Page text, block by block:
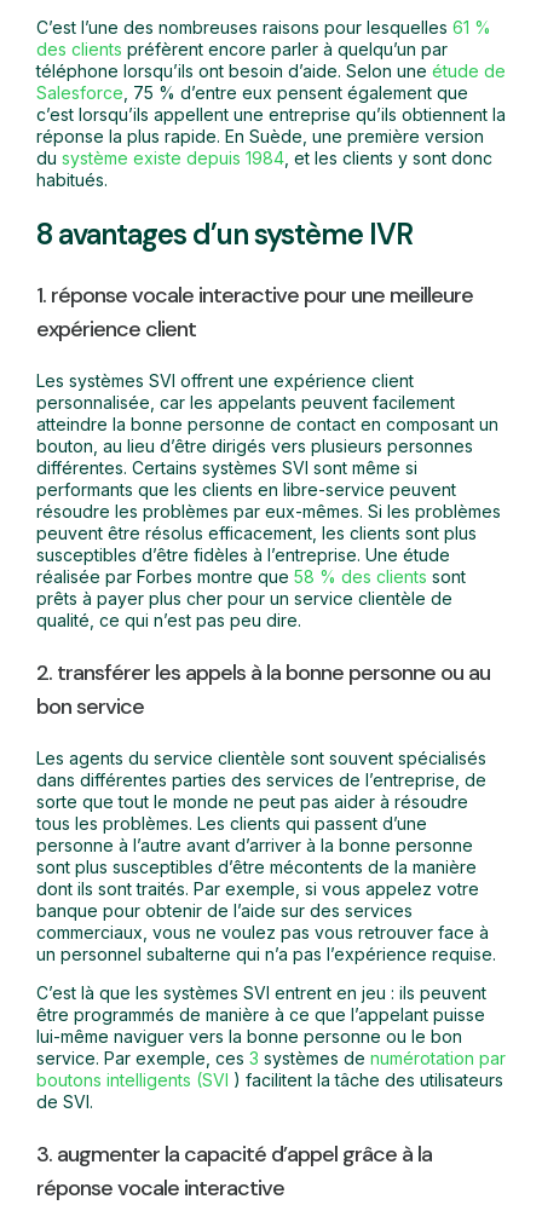
C’est l’une des nombreuses raisons pour lesquelles 61 %
des clients préfèrent encore parler à quelqu’un par
téléphone lorsqu’ils ont besoin d’aide. Selon une étude de
Salesforce , 75 % d’entre eux pensent également que
c’est lorsqu’ils appellent une entreprise qu’ils obtiennent la
réponse la plus rapide. En Suède, une première version
du système existe depuis 1984 , et les clients y sont donc
habitués.
8 avantages d’un système IVR
1. réponse vocale interactive pour une meilleure
expérience client
Les systèmes SVI offrent une expérience client
personnalisée, car les appelants peuvent facilement
atteindre la bonne personne de contact en composant un
bouton, au lieu d’être dirigés vers plusieurs personnes
différentes. Certains systèmes SVI sont même si
performants que les clients en libre-service peuvent
résoudre les problèmes par eux-mêmes. Si les problèmes
peuvent être résolus efficacement, les clients sont plus
susceptibles d’être fidèles à l’entreprise. Une étude
réalisée par Forbes montre que 58 % des clients sont
prêts à payer plus cher pour un service clientèle de
qualité, ce qui n’est pas peu dire.
2. transférer les appels à la bonne personne ou au
bon service
Les agents du service clientèle sont souvent spécialisés
dans différentes parties des services de l’entreprise, de
sorte que tout le monde ne peut pas aider à résoudre
tous les problèmes. Les clients qui passent d’une
personne à l’autre avant d’arriver à la bonne personne
sont plus susceptibles d’être mécontents de la manière
dont ils sont traités. Par exemple, si vous appelez votre
banque pour obtenir de l’aide sur des services
commerciaux, vous ne voulez pas vous retrouver face à
un personnel subalterne qui n’a pas l’expérience requise.
C’est là que les systèmes SVI entrent en jeu : ils peuvent
être programmés de manière à ce que l’appelant puisse
lui-même naviguer vers la bonne personne ou le bon
service. Par exemple, ces 3 systèmes de numérotation par
boutons intelligents (SVI ) facilitent la tâche des utilisateurs
de SVI.
3. augmenter la capacité d’appel grâce à la
réponse vocale interactive